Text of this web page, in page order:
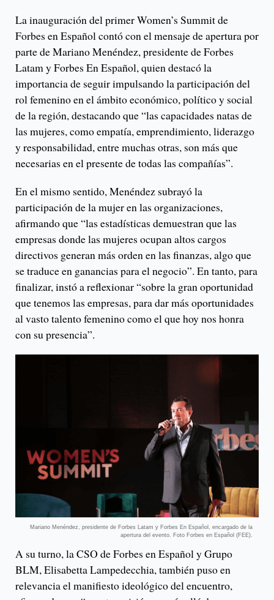
La inauguración del primer Women’s Summit de
Forbes en Español contó con el mensaje de apertura por
parte de Mariano Menéndez, presidente de Forbes
Latam y Forbes En Español, quien destacó la
importancia de seguir impulsando la participación del
rol femenino en el ámbito económico, político y social
de la región, destacando que “las capacidades natas de
las mujeres, como empatía, emprendimiento, liderazgo
y responsabilidad, entre muchas otras, son más que
necesarias en el presente de todas las compañías”.
En el mismo sentido, Menéndez subrayó la
participación de la mujer en las organizaciones,
afirmando que “las estadísticas demuestran que las
empresas donde las mujeres ocupan altos cargos
directivos generan más orden en las finanzas, algo que
se traduce en ganancias para el negocio”. En tanto, para
finalizar, instó a reflexionar “sobre la gran oportunidad
que tenemos las empresas, para dar más oportunidades
al vasto talento femenino como el que hoy nos honra
con su presencia”.
Mariano Menéndez, presidente de Forbes Latam y Forbes En Español, encargado de la
apertura del evento. Foto Forbes en Español (FEE).
A su turno, la CSO de Forbes en Español y Grupo
BLM, Elisabetta Lampedecchia, también puso en
relevancia el manifiesto ideológico del encuentro,